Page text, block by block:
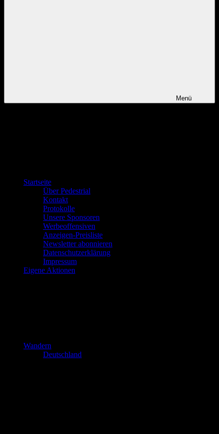
Menü
Startseite
Über Pedestrial
Kontakt
Protokolle
Unsere Sponsoren
Werbeoffensiven
Anzeigen-Preisliste
Newsletter abonnieren
Datenschutzerklärung
Impressum
Eigene Aktionen
Wandern
Deutschland